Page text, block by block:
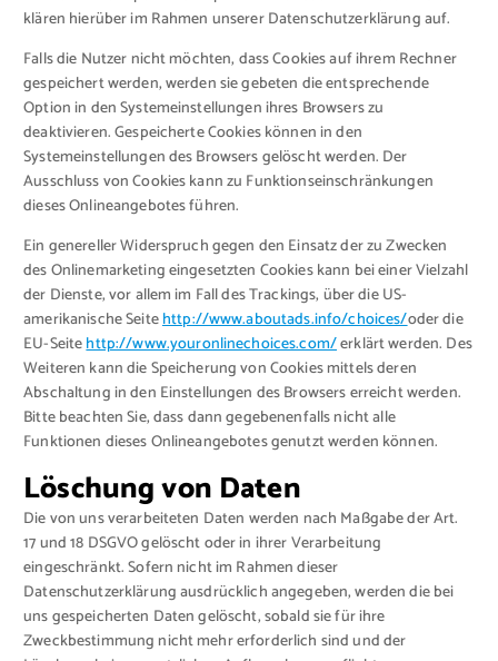
klären hierüber im Rahmen unserer Datenschutzerklärung auf.
Falls die Nutzer nicht möchten, dass Cookies auf ihrem Rechner
gespeichert werden, werden sie gebeten die entsprechende
Option in den Systemeinstellungen ihres Browsers zu
deaktivieren. Gespeicherte Cookies können in den
Systemeinstellungen des Browsers gelöscht werden. Der
Ausschluss von Cookies kann zu Funktionseinschränkungen
dieses Onlineangebotes führen.
Ein genereller Widerspruch gegen den Einsatz der zu Zwecken
des Onlinemarketing eingesetzten Cookies kann bei einer Vielzahl
der Dienste, vor allem im Fall des Trackings, über die US-
amerikanische Seitehttp://www.aboutads.info/choices/oder die
EU-Seitehttp://www.youronlinechoices.com/erklärt werden. Des
Weiteren kann die Speicherung von Cookies mittels deren
Abschaltung in den Einstellungen des Browsers erreicht werden.
Bitte beachten Sie, dass dann gegebenenfalls nicht alle
Funktionen dieses Onlineangebotes genutzt werden können.
Löschung von Daten
Die von uns verarbeiteten Daten werden nach Maßgabe der Art.
17 und 18 DSGVO gelöscht oder in ihrer Verarbeitung
eingeschränkt. Sofern nicht im Rahmen dieser
Datenschutzerklärung ausdrücklich angegeben, werden die bei
uns gespeicherten Daten gelöscht, sobald sie für ihre
Zweckbestimmung nicht mehr erforderlich sind und der